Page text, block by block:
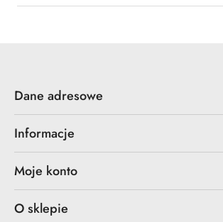
Dane adresowe
Informacje
Moje konto
O sklepie